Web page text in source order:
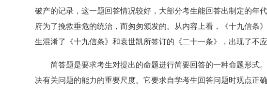
破产的记录，这一题回答情况较好，大部分考生能回答出制定的年
府为了挽救垂危的统治，而匆匆颁发的。从内容上看，《十九信条
生混淆了《十九信条》和袁世凯所签订的《二十一条》，出现了不应
简答题是要求考生对提出的命题进行简要回答的一种命题形式
决有关问题的能力的重要尺度。它要求自学考生回答问题时观点正